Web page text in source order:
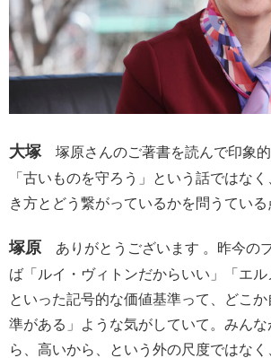
大塚塚原さんのご著書を読んで印象的
「古いものを守ろう」という話ではな
き方とどう繋がっているかを問うている
塚原 ありがとうございます 。昨今の
ば「ルイ・ヴィトンだからいい」「エル
といった記号的な価値基準って、どこ
準がある」ような気がしていて。みん
ら、高いから、という外の尺度ではな